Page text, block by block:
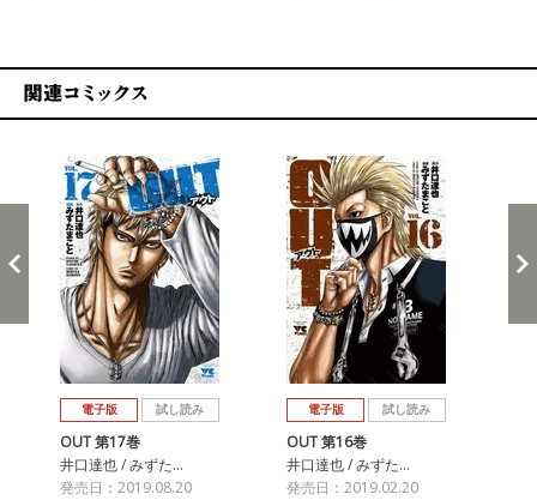
電子版 試し読み
OUT 第17巻
井口達也 / みずた…
発売日：2019.08.20
電子版 試し読み
OUT 第16巻
井口達也 / みずた…
発売日：2019.02.20